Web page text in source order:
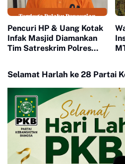
Pencuri HP & Uang Kotak
Infak Masjid Diamankan
Tim Satreskrim Polres
Selamat Harlah ke 28 Partai